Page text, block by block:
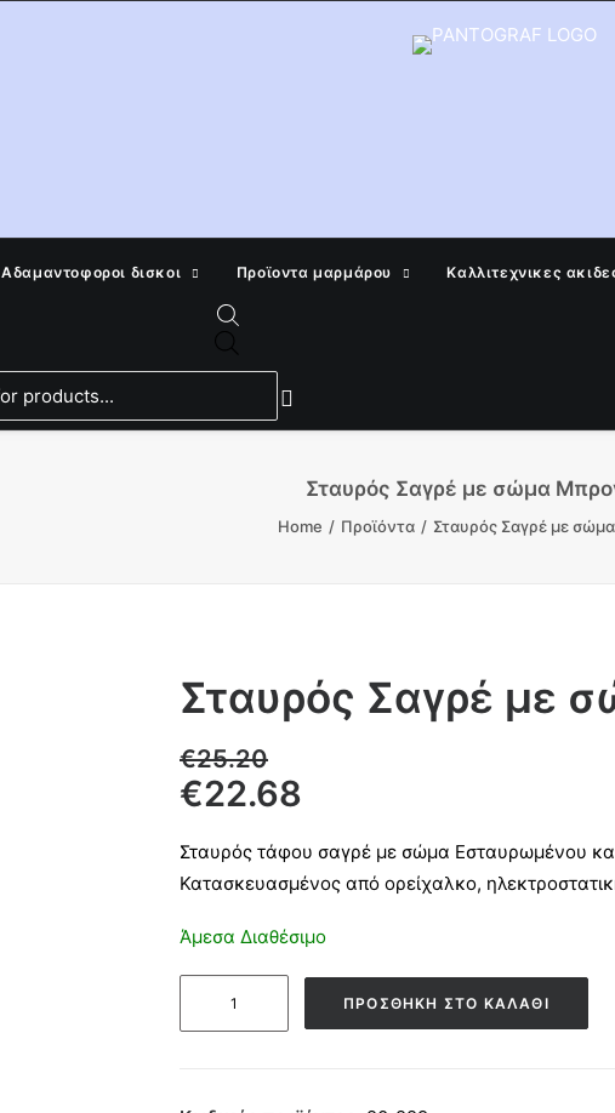
Αδαμαντοφοροι δισκοι Προϊοντα μαρμάρου Καλλιτεχνικες
search
Σταυρός Σαγρέ με σώμα
Home Προϊόντα Σταυρός Σαγρέ με
Σταυρός Σαγρέ με
€25.20
€22.68
Σταυρός τάφου σαγρέ με σώμα Εσταυρωμένου
Κατασκευασμένος από ορείχαλκο,
Άμεσα Διαθέσιμο
ΠΡΟΣΘΉΚΗ ΣΤΟ ΚΑΛΆΘΙ